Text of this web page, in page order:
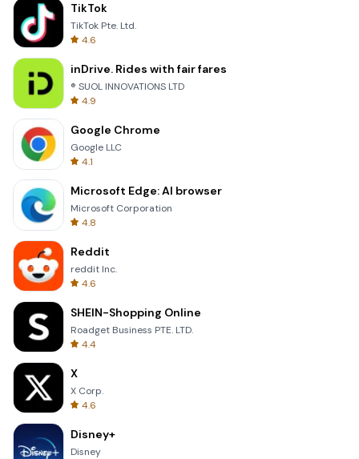
TikTok
TikTok Pte. Ltd.
4.6
inDrive. Rides with fair fares
® SUOL INNOVATIONS LTD
4.9
Google Chrome
Google LLC
4.1
Microsoft Edge: AI browser
Microsoft Corporation
4.8
Reddit
reddit Inc.
4.6
SHEIN-Shopping Online
Roadget Business PTE. LTD.
4.4
X
X Corp.
4.6
Disney+
Disney